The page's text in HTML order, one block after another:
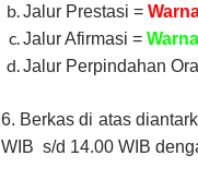
Jalur Prestasi =
Jalur Afirmasi =
Jalur Perpindahan
6. Berkas di atas
WIB s/d 14.00 WIB